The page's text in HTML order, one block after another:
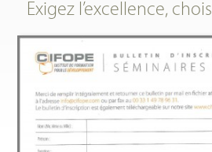
Exigez l’excellence,